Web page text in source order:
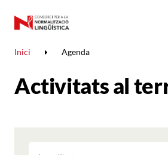
Inici Agenda
Activitats al